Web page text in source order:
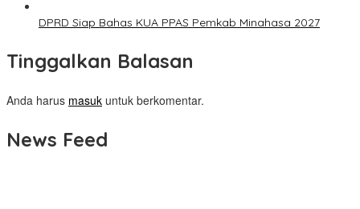
DPRD Siap Bahas KUA PPAS Pemkab Minahasa 2027
Tinggalkan Balasan
Anda harus masuk untuk berkomentar.
News Feed